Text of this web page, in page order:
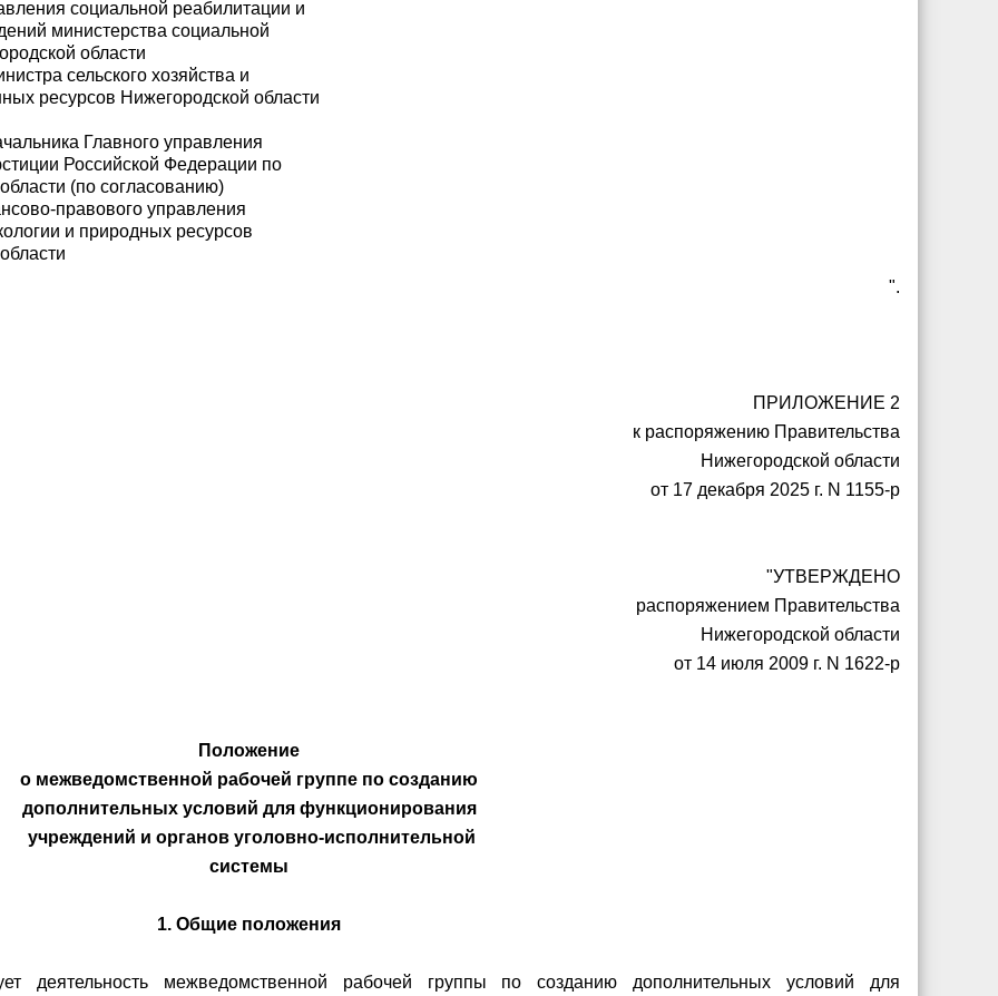
социальной реабилитации и
министерства социальной
области
сельского хозяйства и
ресурсов Нижегородской области
Главного управления
Российской Федерации по
(по согласованию)
правового управления
и природных ресурсов
".
ПРИЛОЖЕНИЕ 2
к распоряжению Правительства
Нижегородской области
от 17 декабря 2025 г. N 1155-р
"УТВЕРЖДЕНО
распоряжением Правительства
Нижегородской области
от 14 июля 2009 г. N 1622-р
Положение
о межведомственной рабочей группе по созданию
дополнительных условий для функционирования
учреждений и органов уголовно-исполнительной
системы
1. Общие положения
деятельность межведомственной рабочей группы по созданию дополнительных условий для